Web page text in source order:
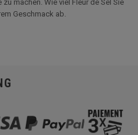
machen. Wie viel Fleur de Sel Sie
Geschmack ab.